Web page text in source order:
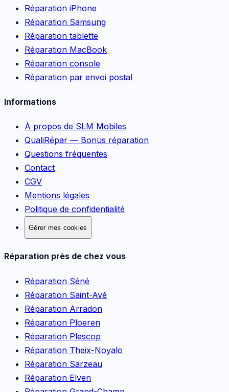
Réparation iPhone
Réparation Samsung
Réparation tablette
Réparation MacBook
Réparation console
Réparation par envoi postal
Informations
À propos de SLM Mobiles
QualiRépar — Bonus réparation
Questions fréquentes
Contact
CGV
Mentions légales
Politique de confidentialité
Gérer mes cookies
Réparation près de chez vous
Réparation Séné
Réparation Saint-Avé
Réparation Arradon
Réparation Ploeren
Réparation Plescop
Réparation Theix-Noyalo
Réparation Sarzeau
Réparation Elven